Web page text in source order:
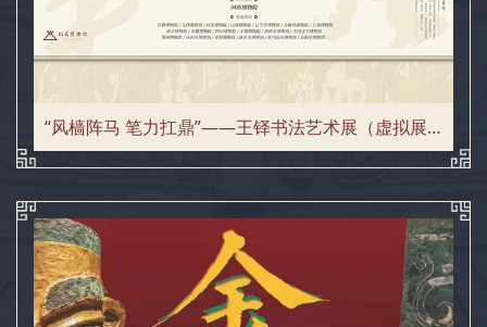
“风樯阵马 笔力扛鼎”——王铎书法艺术展（虚拟展）